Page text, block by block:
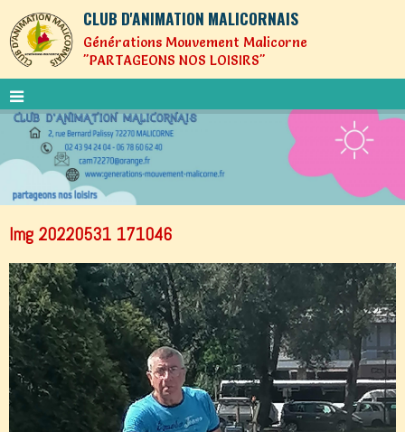
CLUB D'ANIMATION MALICORNAIS
Générations Mouvement Malicorne
"PARTAGEONS NOS LOISIRS"
Img 20220531 171046